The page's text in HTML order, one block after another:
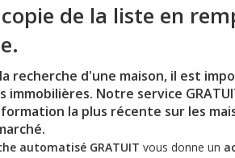
de la liste en
recherche d'une maison, il est
immobilières. Notre service
la plus récente sur les
automatisé GRATUIT vous donne un